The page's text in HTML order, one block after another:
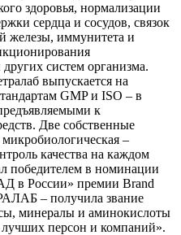
здоровья, нормализации
сердца и сосудов, связок
железы, иммунитета и
систем организма.
выпускается на
GMP и ISO – в
к
Две собственные
–
качества на каждом
победителем в номинации
в России» премии Brand
– получила звание
минералы и аминокислоты
персон и компаний».